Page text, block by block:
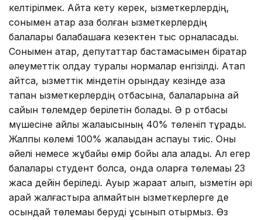
келтірілмек. Айта кету керек, қызметкерлердің,
сонымен қатар қаза болған қызметкерлердің
балалары балабақшаға кезектен тыс орналасады.
Сонымен қатар, депутаттар бастамасымен бірқатар
әлеуметтік қолдау туралы нормалар енгізілді. Атап
айтсақ, қызметтік міндетін орындау кезінде қаза
тапқан қызметкерлердің отбасына, балаларына ай
сайын төлемдер берілетін болады. Ә р отбасы
мүшесіне айлық жалақысының 40% төленіп тұрады.
Жалпы көлемі 100% жалақыдан аспауы тиіс. Оны
әйелі немесе жұбайы өмір бойы ала алады. Ал егер
балалары студент болса, онда оларға төлемақы 23
жасқа дейін беріледі. Ауыр жарақат алып, қызметін әрі
қарай жалғастыра алмайтын қызметкерлерге де
осындай төлемақы беруді ұсынып отырмыз. Өз